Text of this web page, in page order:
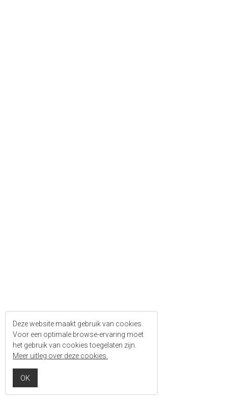
Deze website maakt gebruik van cookies.
Voor een optimale browse-ervaring moet
het gebruik van cookies toegelaten zijn.
Meer uitleg over deze cookies.
OK